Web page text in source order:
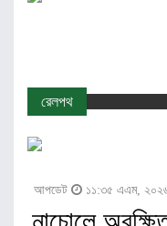
রেলপথ
আপডেট ১১:৩৫ এএম,